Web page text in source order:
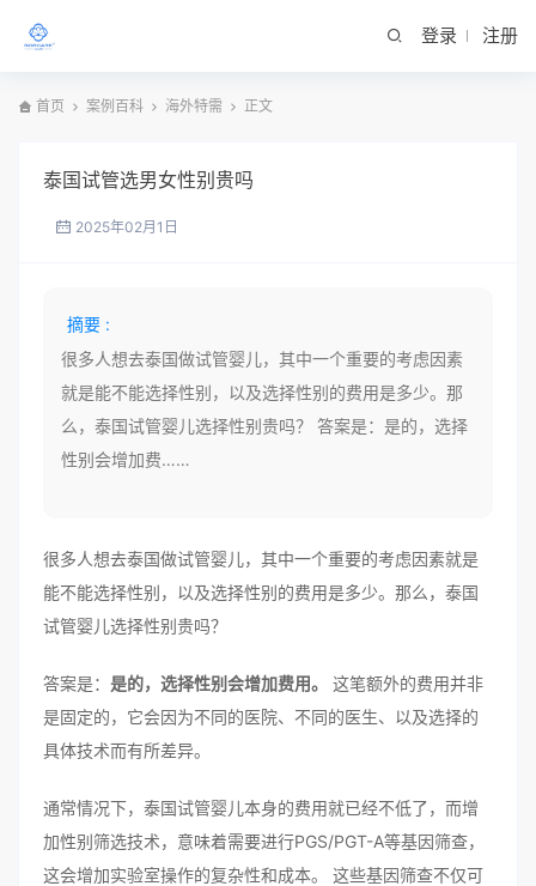
登录 注册
首页 案例百科 海外特需 正文
泰国试管选男女性别贵吗
2025年02月1日
摘要 :
很多人想去泰国做试管婴儿，其中一个重要的考虑因素
就是能不能选择性别，以及选择性别的费用是多少。那
么，泰国试管婴儿选择性别贵吗？ 答案是：是的，选择
性别会增加费……
很多人想去泰国做试管婴儿，其中一个重要的考虑因素就是
能不能选择性别，以及选择性别的费用是多少。那么，泰国
试管婴儿选择性别贵吗？
答案是： 是的，选择性别会增加费用。
这笔额外的费用并非
是固定的，它会因为不同的医院、不同的医生、以及选择的
具体技术而有所差异。
通常情况下，泰国试管婴儿本身的费用就已经不低了，而增
加性别筛选技术，意味着需要进行PGS/PGT-A等基因筛查，
这会增加实验室操作的复杂性和成本。 这些基因筛查不仅可